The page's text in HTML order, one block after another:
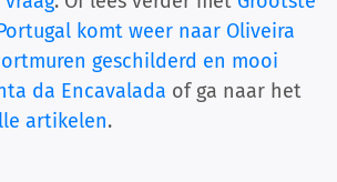
komt weer naar Oliveira
geschilderd en mooi
da Encavalada of ga naar het
artikelen.